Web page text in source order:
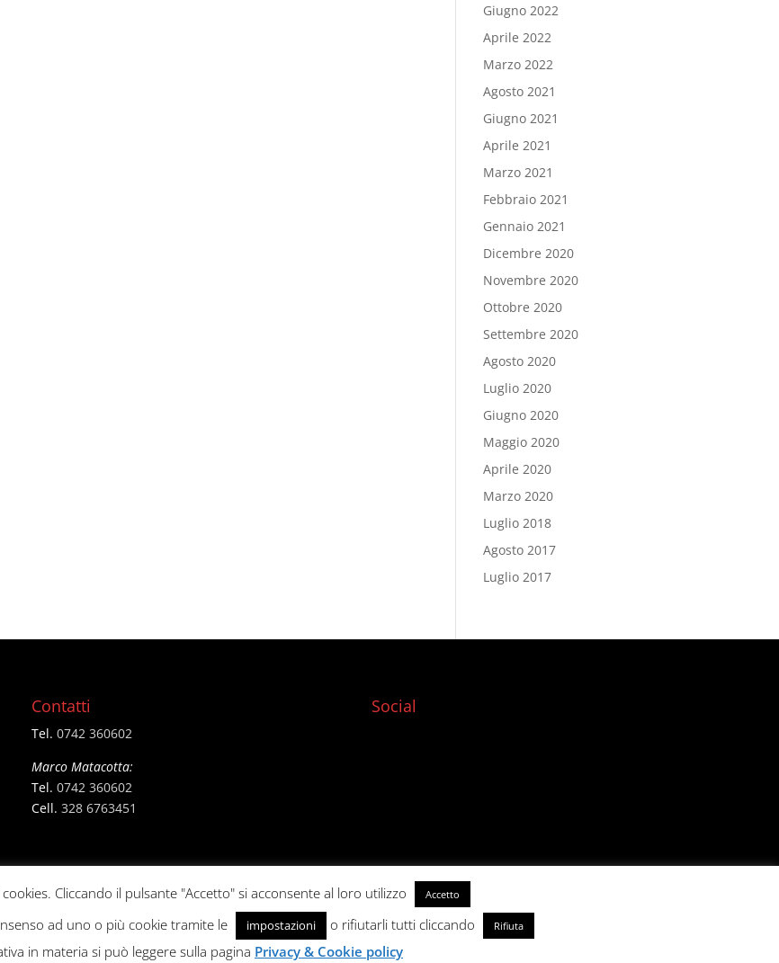
Giugno 2022
Aprile 2022
Marzo 2022
Agosto 2021
Giugno 2021
Aprile 2021
Marzo 2021
Febbraio 2021
Gennaio 2021
Dicembre 2020
Novembre 2020
Ottobre 2020
Settembre 2020
Agosto 2020
Luglio 2020
Giugno 2020
Maggio 2020
Aprile 2020
Marzo 2020
Luglio 2018
Agosto 2017
Luglio 2017
Contatti
Tel. 0742 360602
Marco Matacotta:
Tel. 0742 360602
Cell. 328 6763451
Social
Cliccando il pulsante "Accetto" si acconsente al loro utilizzo Accetto
ad uno o più cookie tramite le impostazioni o rifiutarli tutti cliccando Rifiuta
in materia si può leggere sulla pagina Privacy & Cookie policy